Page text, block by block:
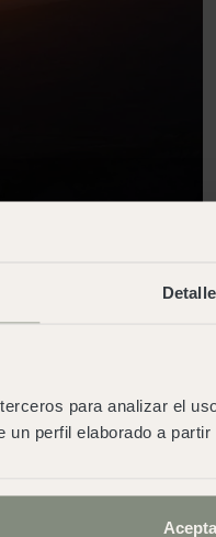
para analizar el
un perfil elaborado a
vistas da